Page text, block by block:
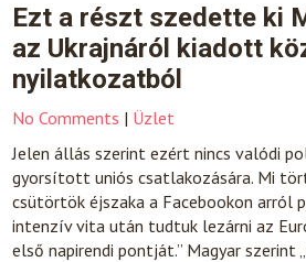
Ezt a részt szedette ki
az Ukrajnáról kiadott
nyilatkozatból
No Comments | Üzlet
Jelen állás szerint ezért nincs valódi
gyorsított uniós csatlakozására. Mi
csütörtök éjszaka a Facebookon arról
intenzív vita után tudtuk lezárni az
első napirendi pontját.” Magyar